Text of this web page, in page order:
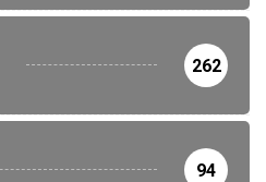
262
94